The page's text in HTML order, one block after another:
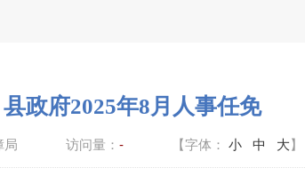
县政府2025年8月人事任免
局 访问量： - 【字体： 小 中 大】